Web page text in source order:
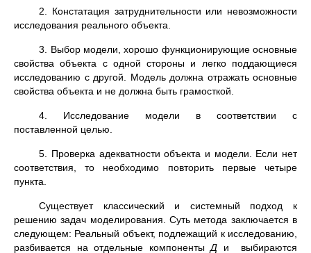
2. Констатация затруднительности или невозможности
исследования реального объекта.
3. Выбор модели, хорошо функционирующие основные
свойства объекта с одной стороны и легко поддающиеся
исследованию с другой. Модель должна отражать основные
свойства объекта и не должна быть грамосткой.
4. Исследование модели в соответствии с
поставленной целью.
5. Проверка адекватности объекта и модели. Если нет
соответствия, то необходимо повторить первые четыре
пункта.
Существует классический и системный подход к
решению задач моделирования. Суть метода заключается в
следующем: Реальный объект, подлежащий к исследованию,
разбивается на отдельные компонентыД и выбираются